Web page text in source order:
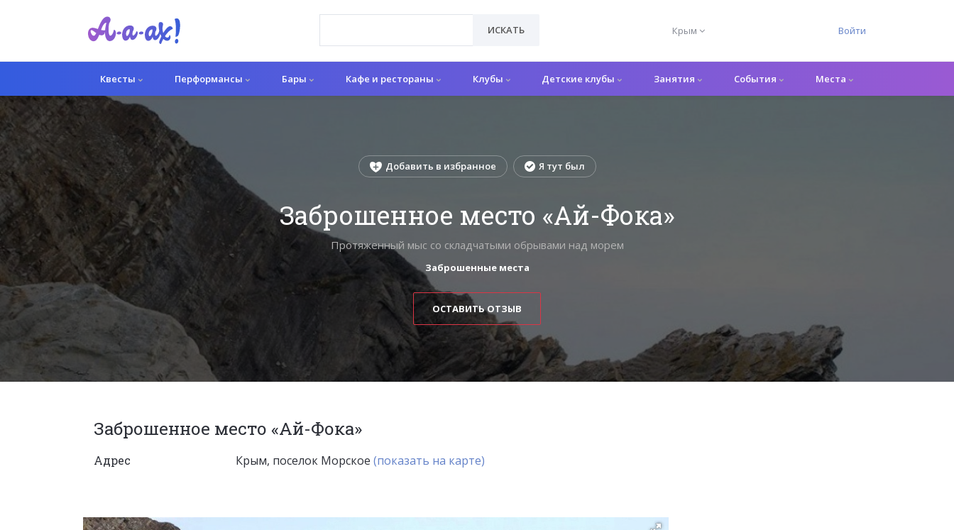
ИСКАТЬ Крым Войти
Квесты Перформансы Бары Кафе и рестораны Клубы Детские клубы Занятия События Места
Добавить в избранное Я тут был
Заброшенное место «Ай-Фока»
Протяженный мыс со складчатыми обрывами над морем
Заброшенные места
ОСТАВИТЬ ОТЗЫВ
Заброшенное место «Ай-Фока»
Адрес Крым, поселок Морское (показать на карте)